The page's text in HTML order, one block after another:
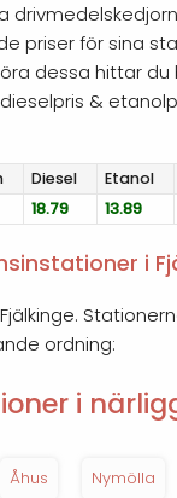
priser för sina
dessa hittar du
&
Diesel Etanol
18.79 13.89
i
ordning:
i
Åhus Nymölla